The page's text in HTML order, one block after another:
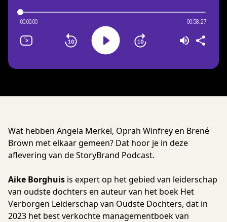
Wat hebben Angela Merkel, Oprah Winfrey en Brené
Brown met elkaar gemeen? Dat hoor je in deze
aflevering van de StoryBrand Podcast.
Aike Borghuis is expert op het gebied van leiderschap
van oudste dochters en auteur van het boek Het
Verborgen Leiderschap van Oudste Dochters, dat in
2023 het best verkochte managementboek van